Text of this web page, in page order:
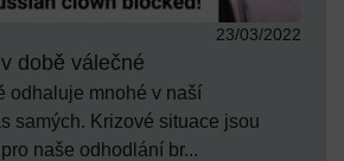
23/03/2022
době válečné
odhaluje mnohé v naší
samých. Krizové situace jsou
naše odhodlání br...